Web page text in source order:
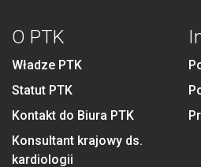
O PTK
Władze PTK
Statut PTK
Kontakt do Biura PTK
Konsultant krajowy ds.
kardiologii